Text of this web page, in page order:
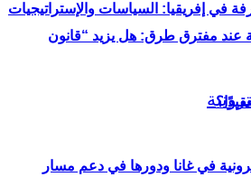
عند مفترق طرق: هل يزيد “قانون
في إفريقيا: السياسات والإستراتيجيات
في غانا ودورها في دعم مسار